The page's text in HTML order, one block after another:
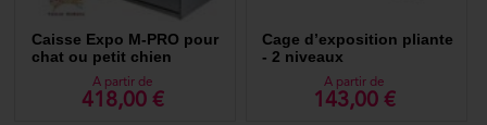
Caisse Expo M-PRO pour
chat ou petit chien
A partir de
418,00 €
Cage d’exposition pliante
- 2 niveaux
A partir de
143,00 €